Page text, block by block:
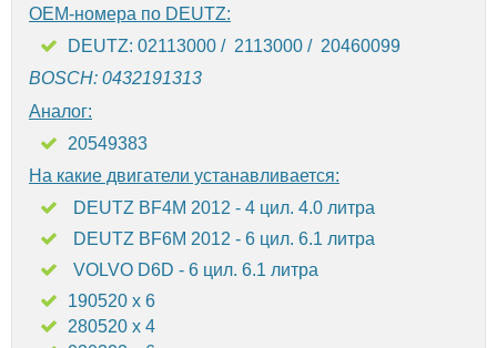
OEM-номера по DEUTZ:
DEUTZ: 02113000 / 2113000 / 20460099
BOSCH: 0432191313
Аналог:
20549383
На какие двигатели устанавливается:
DEUTZ BF4M 2012 - 4 цил. 4.0 литра
DEUTZ BF6M 2012 - 6 цил. 6.1 литра
VOLVO D6D - 6 цил. 6.1 литра
190520 x 6
280520 x 4